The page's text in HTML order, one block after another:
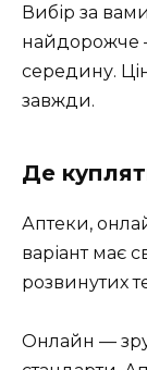
Вибір за
найдорожче
середину.
завжди.
Де
Аптеки,
варіант має
розвинутих
Онлайн —